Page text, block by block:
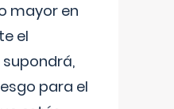
mayor en
el
para el